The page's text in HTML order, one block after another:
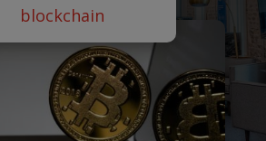
blockchain